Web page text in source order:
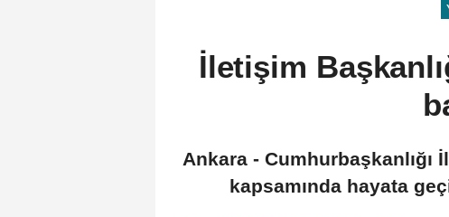
İletişim
Ankara - Cumhurbaşkanlığı
kapsamında hayata